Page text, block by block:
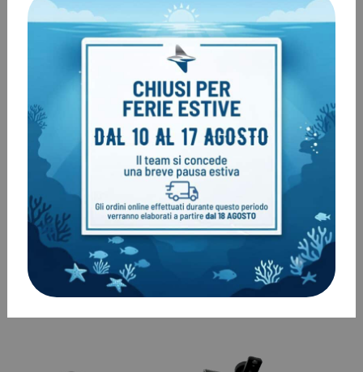
Pacco batteria SeaYa Li-Ion
13.8 Ah
€1.053,00
Pacco batteria SeaYa Li-Ion
1.055,00 1.275,00